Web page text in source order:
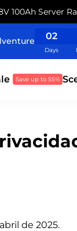
100Ah Server
02
Days
Save up to 55%
de 2025.